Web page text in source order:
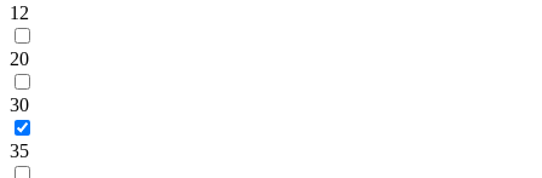
12
20
30
35